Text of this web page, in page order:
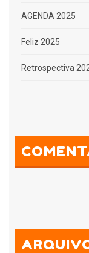
AGENDA 2025
Feliz 2025
Retrospectiva